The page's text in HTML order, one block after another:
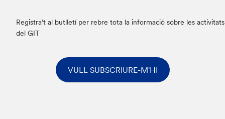
Registra’t al butlletí per rebre tota la informació sobre les activitats
del GIT
VULL SUBSCRIURE-M'HI